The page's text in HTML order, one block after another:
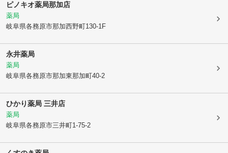
ピノキオ薬局那加店
薬局
岐阜県各務原市那加西野町130-1F
永井薬局
薬局
岐阜県各務原市那加東那加町40-2
ひかり薬局 三井店
薬局
岐阜県各務原市三井町1-75-2